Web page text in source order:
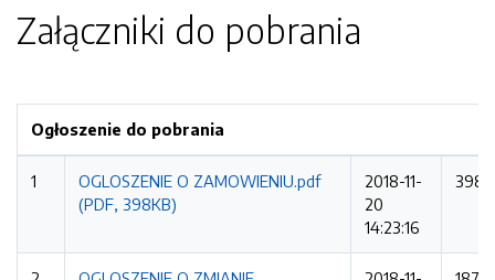
Załączniki do pobrania
Ogłoszenie do pobrania
1
OGLOSZENIE O ZAMOWIENIU.pdf
(PDF, 398KB)
2018-11-
20
14:23:16